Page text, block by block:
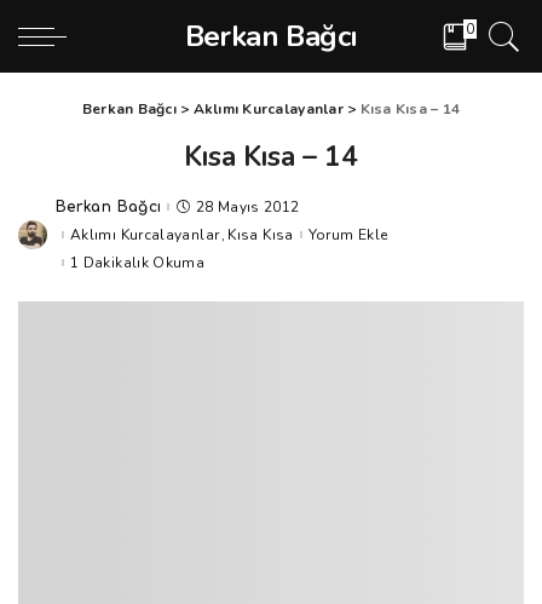
Berkan Bağcı 0
Berkan Bağcı> Aklımı Kurcalayanlar> Kısa Kısa – 14
Kısa Kısa – 14
Posted
by
Berkan Bağcı
28 Mayıs 2012
Aklımı Kurcalayanlar Kısa Kısa
Yorum Ekle
1 Dakikalık Okuma